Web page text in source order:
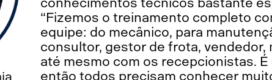
“Fizemos o treinamento completo
equipe: do mecânico, para
consultor, gestor de frota, vendedor,
até mesmo com os recepcionistas.
então todos precisam conhecer